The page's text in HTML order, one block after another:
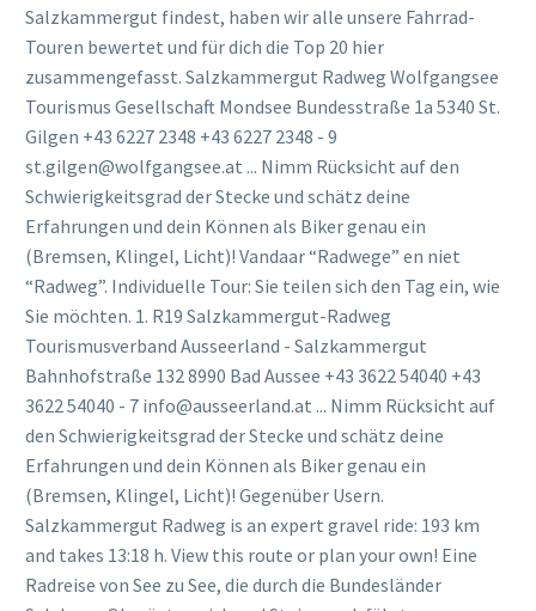
Salzkammergut findest, haben wir alle unsere Fahrrad-
Touren bewertet und für dich die Top 20 hier
zusammengefasst. Salzkammergut Radweg Wolfgangsee
Tourismus Gesellschaft Mondsee Bundesstraße 1a 5340 St.
Gilgen +43 6227 2348 +43 6227 2348 - 9
st.gilgen@wolfgangsee.at ... Nimm Rücksicht auf den
Schwierigkeitsgrad der Stecke und schätz deine
Erfahrungen und dein Können als Biker genau ein
(Bremsen, Klingel, Licht)! Vandaar “Radwege” en niet
“Radweg”. Individuelle Tour: Sie teilen sich den Tag ein, wie
Sie möchten. 1. R19 Salzkammergut-Radweg
Tourismusverband Ausseerland - Salzkammergut
Bahnhofstraße 132 8990 Bad Aussee +43 3622 54040 +43
3622 54040 - 7 info@ausseerland.at ... Nimm Rücksicht auf
den Schwierigkeitsgrad der Stecke und schätz deine
Erfahrungen und dein Können als Biker genau ein
(Bremsen, Klingel, Licht)! Gegenüber Usern.
Salzkammergut Radweg is an expert gravel ride: 193 km
and takes 13:18 h. View this route or plan your own! Eine
Radreise von See zu See, die durch die Bundesländer